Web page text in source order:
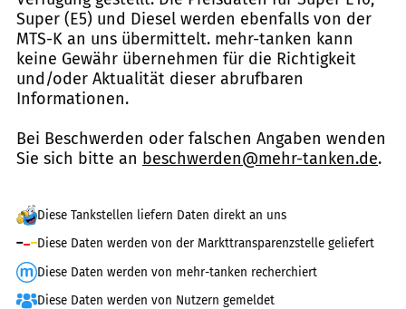
Super (E5) und Diesel werden ebenfalls von der
MTS-K an uns übermittelt. mehr-tanken kann
keine Gewähr übernehmen für die Richtigkeit
und/oder Aktualität dieser abrufbaren
Informationen.
Bei Beschwerden oder falschen Angaben wenden
Sie sich bitte an beschwerden@mehr-tanken.de.
Diese Tankstellen liefern Daten direkt an uns
Diese Daten werden von der Markttransparenzstelle geliefert
Diese Daten werden von mehr-tanken recherchiert
Diese Daten werden von Nutzern gemeldet